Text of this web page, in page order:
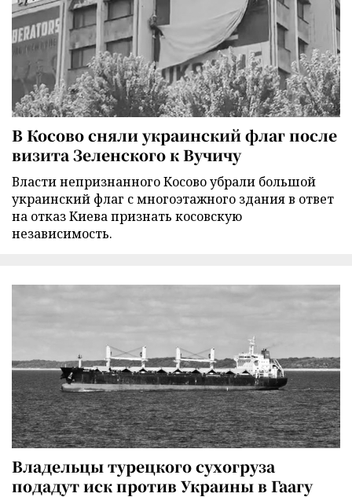
В Косово сняли украинский флаг после
визита Зеленского к Вучичу
Власти непризнанного Косово убрали большой
украинский флаг с многоэтажного здания в ответ
на отказ Киева признать косовскую
независимость.
Владельцы турецкого сухогруза
подадут иск против Украины в Гаагу